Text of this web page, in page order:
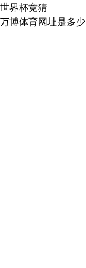
世界杯竞猜
万博体育网址是多少